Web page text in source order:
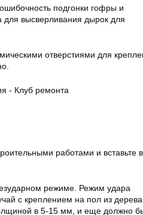
подгонки гофры и
для высверливания дырок для
отверстиями для
работами и вставьте в
режиме. Режим удара
с креплением на пол из дерева
в 5-15 мм, и еще должно